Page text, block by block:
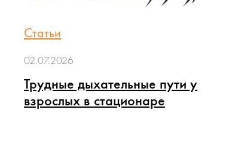
Статьи
02.07.2026
Трудные дыхательные пути у
взрослых в стационаре